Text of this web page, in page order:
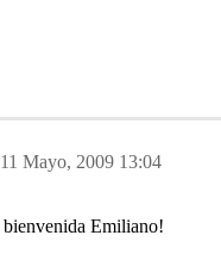
11 Mayo, 2009 13:04
Emiliano!